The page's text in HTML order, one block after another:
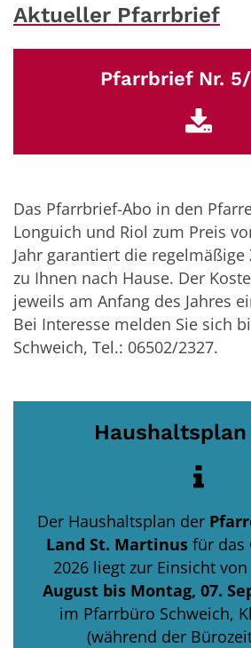
Aktueller Pfarrbrief
Pfarrbrief Nr.
Das Pfarrbrief-Abo in den
Longuich und Riol zum Preis
Jahr garantiert die
zu Ihnen nach Hause. Der
jeweils am Anfang des Jahres
Bei Interesse melden Sie sich
Schweich, Tel.: 06502/2327.
Haushaltsplan
Der Haushaltsplan der
Land St. Martinus für das
2026 liegt zur Einsicht von
August bis Montag, 07.
im Pfarrbüro Schweich,
(während der